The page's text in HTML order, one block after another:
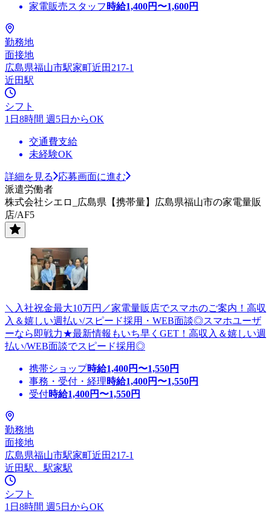
家電販売スタッフ 時給1,400円〜1,600円
勤務地
面接地
広島県福山市駅家町近田217-1
近田駅
シフト
1日8時間 週5日からOK
交通費支給
未経験OK
詳細を見る
応募画面に進む
派遣労働者
株式会社シエロ_広島県【携帯量】広島県福山市の家電量販
店/AF5
＼入社祝金最大10万円／家電量販店でスマホのご案内！高収
入＆嬉しい週払い/スピード採用・WEB面談◎スマホユーザ
ーなら即戦力★最新情報もいち早くGET！高収入＆嬉しい週
払い/WEB面談でスピード採用◎
携帯ショップ時給1,400円〜1,550円
事務・受付・経理時給1,400円〜1,550円
受付時給1,400円〜1,550円
勤務地
面接地
広島県福山市駅家町近田217-1
近田駅、駅家駅
シフト
1日8時間 週5日からOK